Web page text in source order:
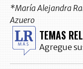
*María Alejandra
Azuero
TEMAS
Agregue